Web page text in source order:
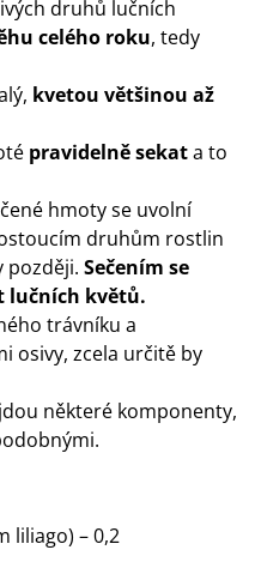
druhů lučních
celého roku, tedy
kvetou většinou až
pravidelně sekata to
hmoty se uvolní
druhům rostlin
později. Sečením se
lučních květů.
trávníku a
osivy, zcela určitě by
některé komponenty,
liliago) – 0,2